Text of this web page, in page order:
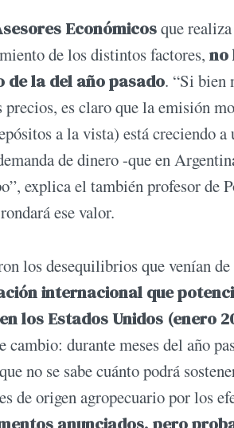
Económicosque
de los distintos factores, no
de la del año pasado. “Si bien
es claro que la emisión
a la vista) está creciendo
de dinero -que en
explica el también profesor de
ese valor.
los desequilibrios que venían
internacional que
los Estados Unidos (enero
durante meses del año
no se sabe cuánto podrá
de origen agropecuario por los